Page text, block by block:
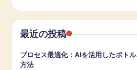
最近の投稿
プロセス最適化：AIを活用したボト
方法